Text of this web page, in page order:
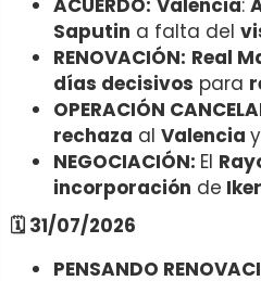
ACUERDO: Valencia:
Saputin a falta del
RENOVACIÓN: Real
días decisivos para
OPERACIÓN
rechaza al Valencia y
NEGOCIACIÓN: El
incorporación de
🗓️ 31/07/2026
PENSANDO